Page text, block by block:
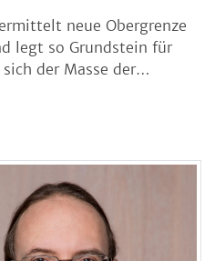
neue Obergrenze
legt so Grundstein für
der Masse der…